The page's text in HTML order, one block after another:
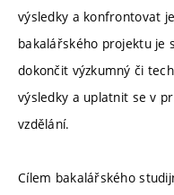
výsledky a konfrontovat
bakalářského projektu je
dokončit výzkumný či
výsledky a uplatnit se v
vzdělání.
Cílem bakalářského